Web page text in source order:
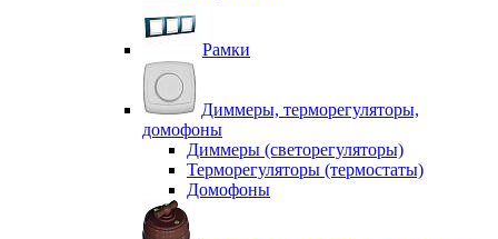
Рамки
Диммеры, терморегуляторы,
домофоны
Диммеры (светорегуляторы)
Терморегуляторы (термостаты)
Домофоны